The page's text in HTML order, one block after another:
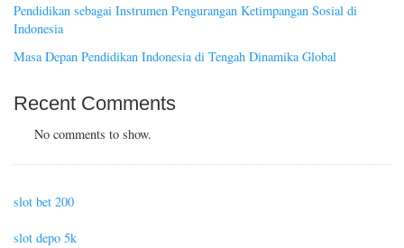
Pendidikan sebagai Instrumen Pengurangan Ketimpangan Sosial di
Indonesia
Masa Depan Pendidikan Indonesia di Tengah Dinamika Global
Recent Comments
No comments to show.
slot bet 200
slot depo 5k